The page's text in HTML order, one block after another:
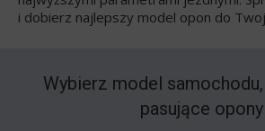
i dobierz najlepszy model opon do
Wybierz model
pasujące opony